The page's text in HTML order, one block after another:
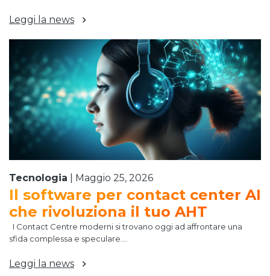
Leggi la news
Tecnologia Maggio 25, 2026
Il software per contact center AI
che rivoluziona il tuo AHT
I Contact Centre moderni si trovano oggi ad affrontare una
sfida complessa e speculare....
Leggi la news